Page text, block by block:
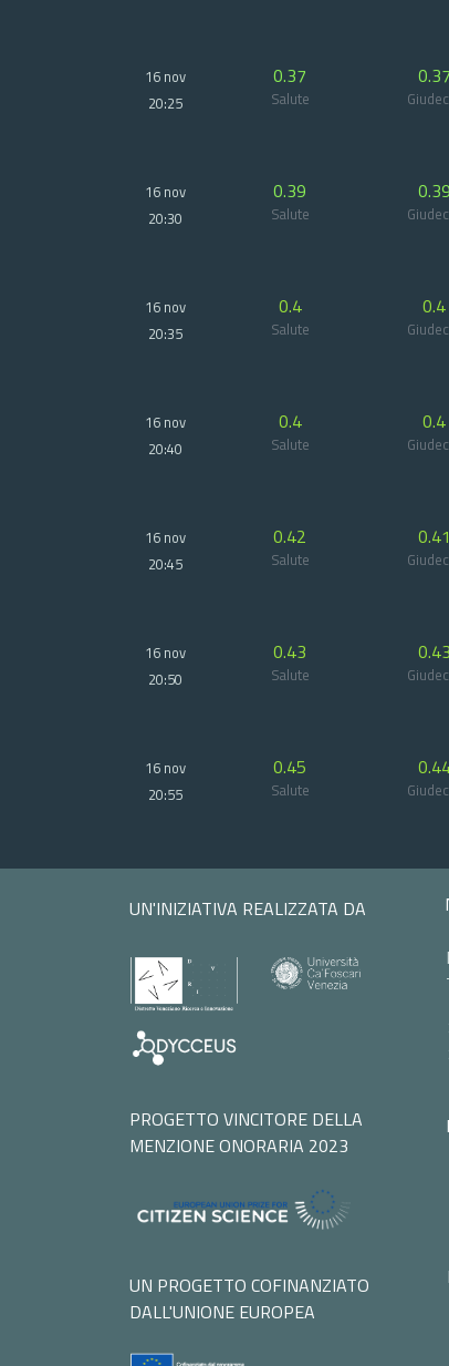
16 nov
20:25
0.37
Salute
0.37
16 nov
20:30
0.39
Salute
0.39
16 nov
20:35
0.4
Salute
0.4
16 nov
20:40
0.4
Salute
0.4
16 nov
20:45
0.42
Salute
0.41
16 nov
20:50
0.43
Salute
0.43
16 nov
20:55
0.45
Salute
UN'INIZIATIVA REALIZZATA DA
PROGETTO VINCITORE DELLA
MENZIONE ONORARIA 2023
UN PROGETTO COFINANZIATO
DALL'UNIONE EUROPEA